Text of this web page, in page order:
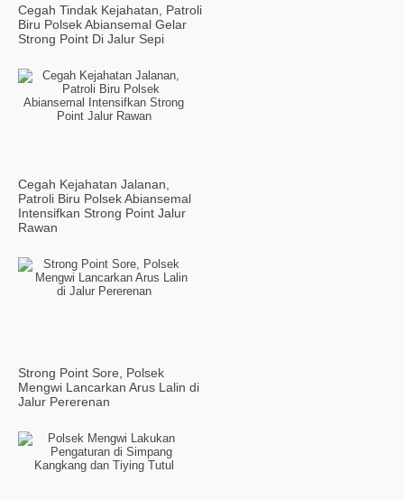
Cegah Tindak Kejahatan, Patroli
Biru Polsek Abiansemal Gelar
Strong Point Di Jalur Sepi
Cegah Kejahatan Jalanan,
Patroli Biru Polsek Abiansemal
Intensifkan Strong Point Jalur
Rawan
Strong Point Sore, Polsek
Mengwi Lancarkan Arus Lalin di
Jalur Pererenan